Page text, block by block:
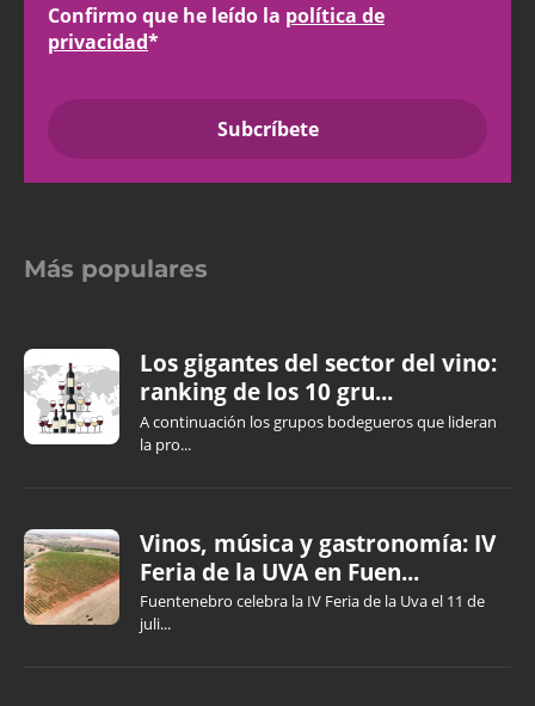
Confirmo que he leído la política de
privacidad*
Más populares
Los gigantes del sector del vino:
ranking de los 10 gru...
A continuación los grupos bodegueros que lideran
la pro...
Vinos, música y gastronomía: IV
Feria de la UVA en Fuen...
Fuentenebro celebra la IV Feria de la Uva el 11 de
juli...